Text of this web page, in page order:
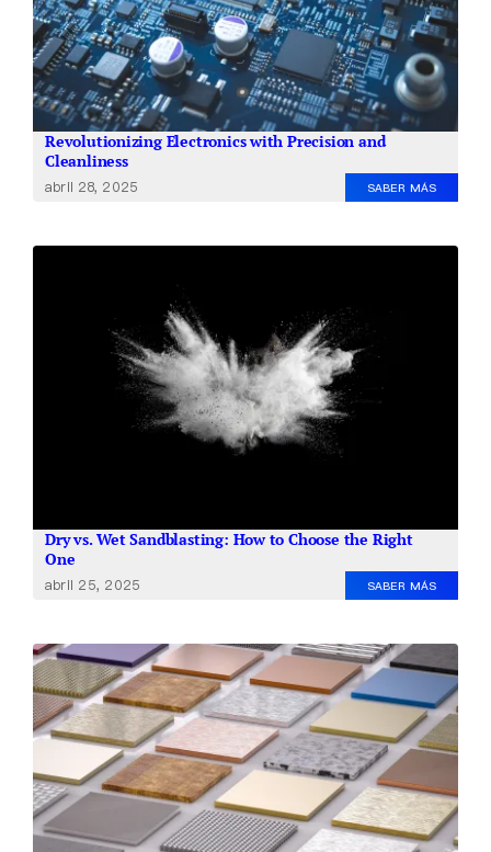
Revolutionizing Electronics with Precision and
Cleanliness
abril 28, 2025 SABER MÁS
Dry vs. Wet Sandblasting: How to Choose the Right
One
abril 25, 2025 SABER MÁS